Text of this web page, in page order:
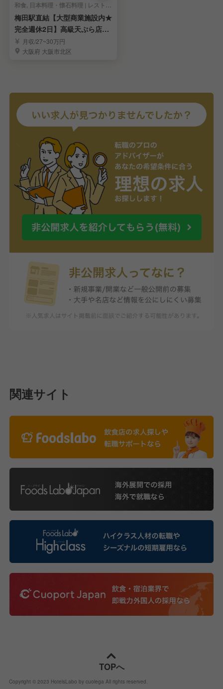
和食, 日本料理・懐石料理 | レストランサービス・ホールスタッフ
梅田駅直結【大型商業施設内★
完全週休2日】高級天ぷら店★
接客月収/27~30万円
大阪府 大阪市北区
関連サイト
TOPへ
Copyright © 2023 HotelsLabo by cuolega All rights reserved.